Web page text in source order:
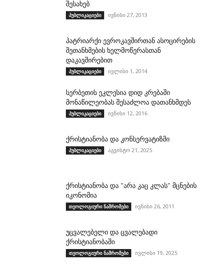
შესახებ
პუბლიკაციები ივნისი 27, 2013
პატრიარქი ევროკავშირთან ასოცირების
შეთანხმების ხელმოწერასთან
დაკავშირებით
პუბლიკაციები ივლისი 1, 2014
სერბეთის ეკლესია დიდ კრებაში
მონაწილეობას შესაძლოა დათანხმდეს
პუბლიკაციები ივნისი 12, 2016
ქრისტიანობა და კონსერვატიზმი
პუბლიკაციები აგვისტო 21, 2025
ქრისტიანობა და "არა კაც კლას" მცნების
იკონომია
თეოლოგიური ნაშრომები ივნისი 26, 2011
უცვალებელი და ცვალებადი
ქრისტიანობაში
თეოლოგიური ნაშრომები ივლისი 19, 2025